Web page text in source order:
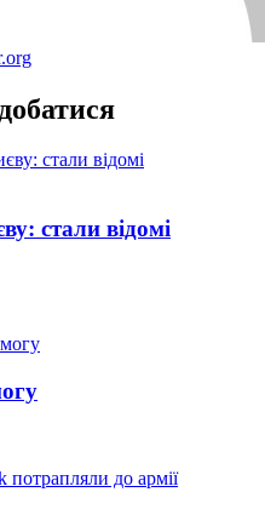
стали відомі